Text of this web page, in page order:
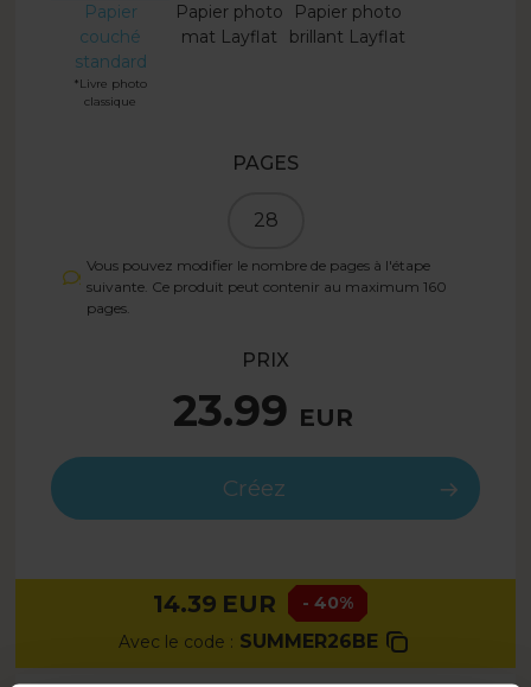
Papier
couché
standard
*Livre photo
classique
Papier photo
mat Layflat
Papier photo
brillant Layflat
PAGES
28
Vous pouvez modifier le nombre de pages à l'étape
suivante. Ce produit peut contenir au maximum 160
pages.
PRIX
23.99 EUR
Créez
14.39 EUR
- 40%
Avec le code : SUMMER26BE